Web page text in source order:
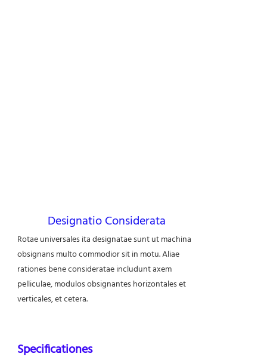
Designatio Considerata
Rotae universales ita designatae sunt ut machina
obsignans multo commodior sit in motu. Aliae
rationes bene consideratae includunt axem
pelliculae, modulos obsignantes horizontales et
verticales, et cetera.
Specificationes